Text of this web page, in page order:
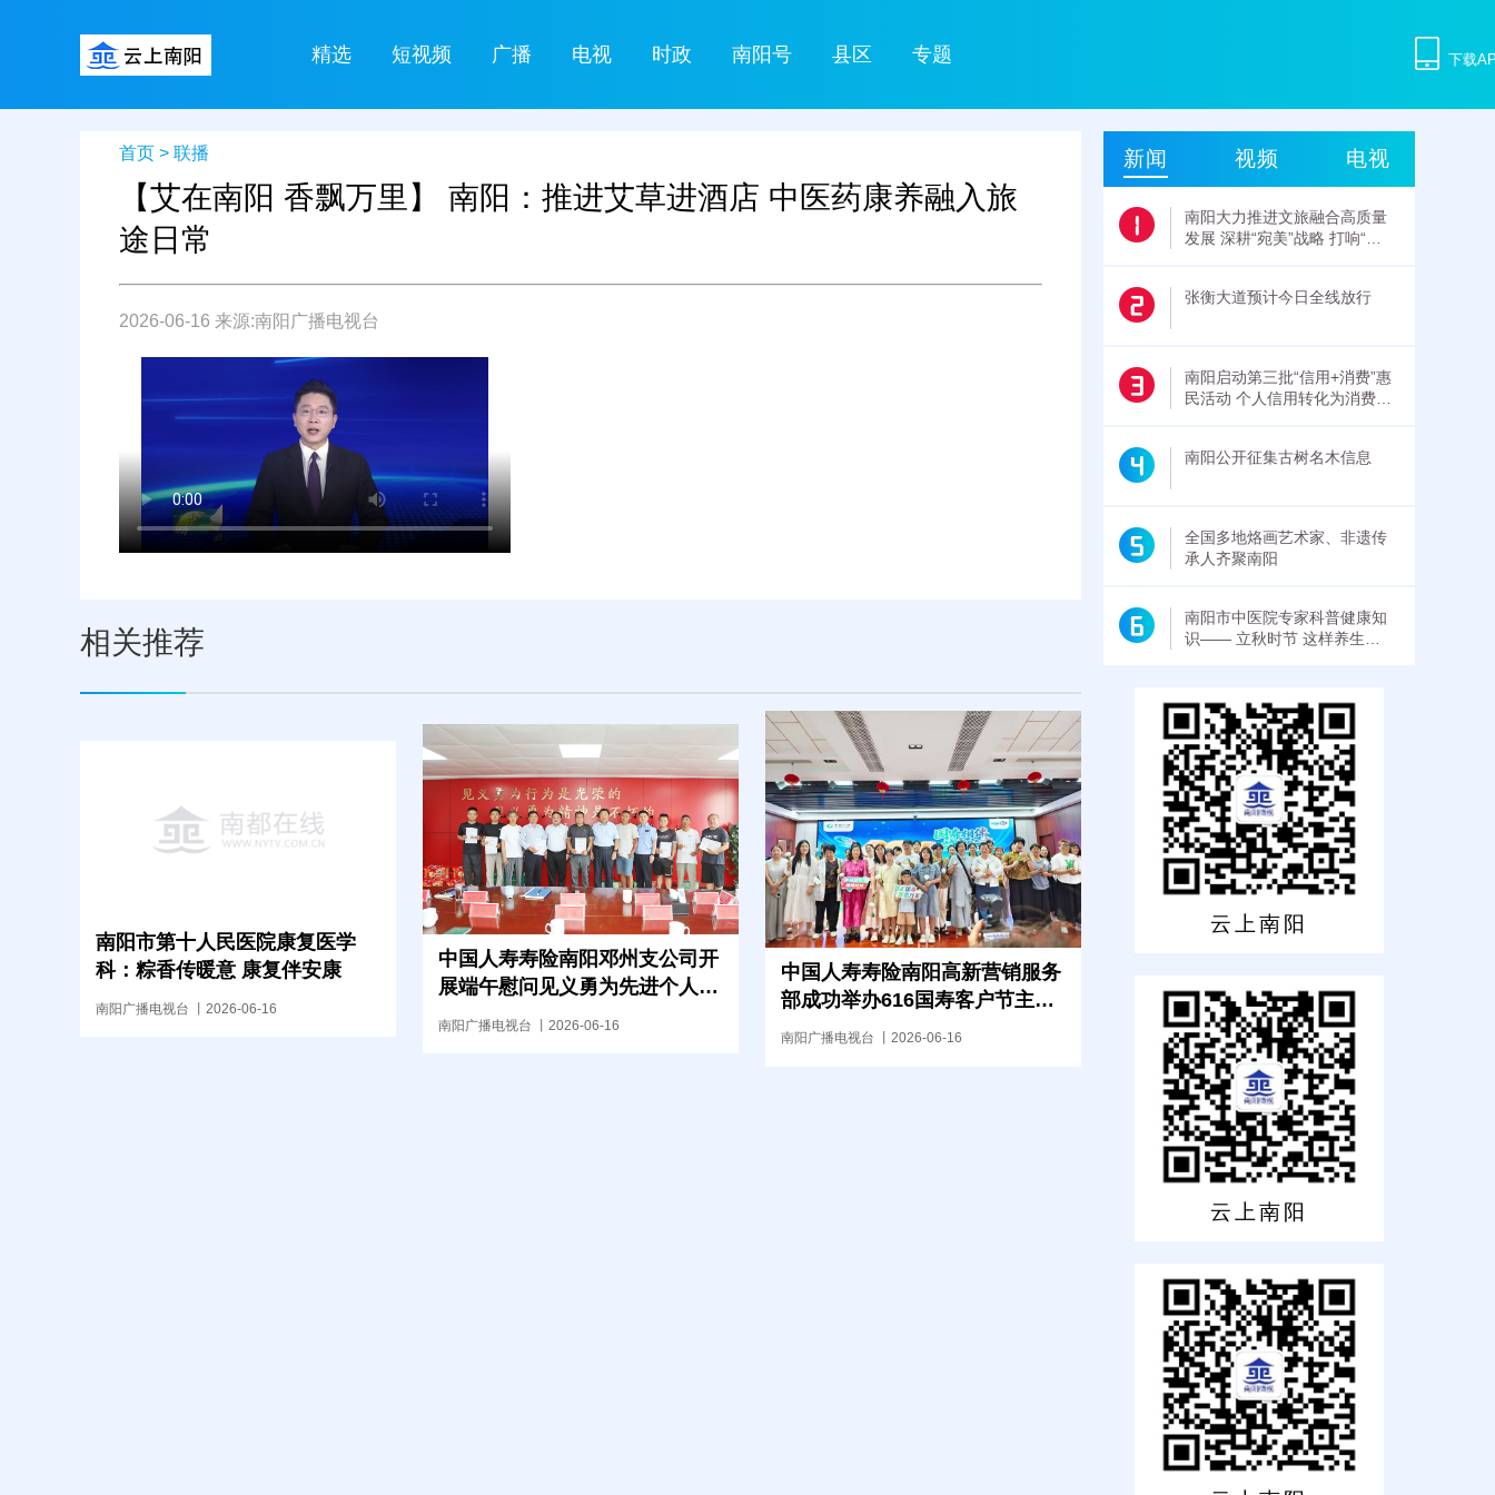
精选 短视频 广播 电视 时政 南阳号 县区 专题 下载
首页 > 联播
【艾在南阳 香飘万里】 南阳：推进艾草进酒店 中医药康养融入旅
途日常
2026-06-16 来源:南阳广播电视台
相关推荐
南阳市第十人民医院康复医学
科：粽香传暖意 康复伴安康
南阳广播电视台 丨2026-06-16
中国人寿寿险南阳邓州支公司开
展端午慰问见义勇为先进个人活
动
南阳广播电视台 丨2026-06-16
中国人寿寿险南阳高新营销服务
部成功举办616国寿客户节主题
活动 传承艾草文化 践行金融
南阳广播电视台 丨2026-06-16
新闻 视频 电视
南阳大力推进文旅融合高质量
发展 深耕“宛美”战略 打响“三
张衡大道预计今日全线放行
南阳启动第三批“信用+消费”惠
民活动 个人信用转化为消费福
南阳公开征集古树名木信息
全国多地烙画艺术家、非遗传
承人齐聚南阳
南阳市中医院专家科普健康知
识—— 立秋时节 这样养生才
云上南阳
云上南阳